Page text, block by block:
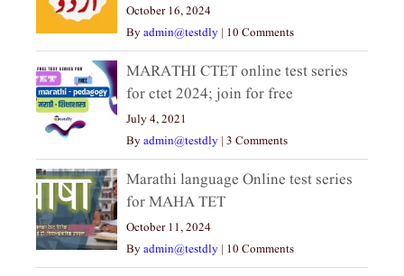
October 16, 2024
Byadmin@testdly | 10 Comments
MARATHI CTET online test series
for ctet 2024; join for free
July 4, 2021
Byadmin@testdly | 3 Comments
Marathi language Online test series
for MAHA TET
October 11, 2024
Byadmin@testdly | 10 Comments